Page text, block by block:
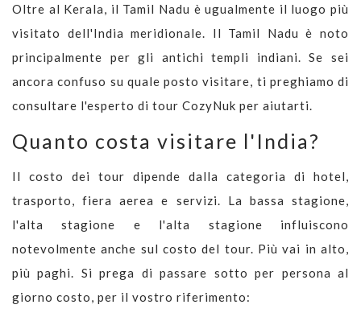
Oltre al Kerala, il Tamil Nadu è ugualmente il luogo più
visitato dell'India meridionale. Il Tamil Nadu è noto
principalmente per gli antichi templi indiani. Se sei
ancora confuso su quale posto visitare, ti preghiamo di
consultare l'esperto di tour CozyNuk per aiutarti.
Quanto costa visitare l'India?
Il costo dei tour dipende dalla categoria di hotel,
trasporto, fiera aerea e servizi. La bassa stagione,
l'alta stagione e l'alta stagione influiscono
notevolmente anche sul costo del tour. Più vai in alto,
più paghi. Si prega di passare sotto per persona al
giorno costo, per il vostro riferimento: